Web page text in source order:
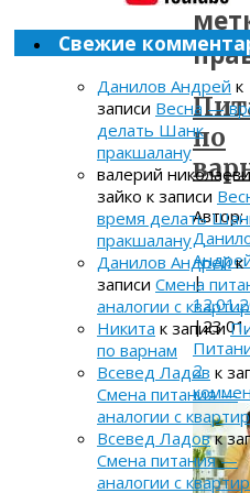
по
Автор:
|
|
2
Свежие
Данилов Андрей к
записи Весна —
делать Шанк
пракшалану
валерий
зайко к записи
время делать
пракшалану
Данилов Андрейк
записи Смена
аналогии с
Никита к записи
по варнам
Всевед Ладов к
Смена питания —
аналогии с
Всевед Ладовк
Смена питания —
аналогии с